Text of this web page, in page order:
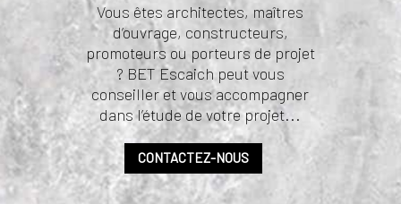
Vous êtes architectes, maîtres
d’ouvrage, constructeurs,
promoteurs ou porteurs de projet
? BET Escaich peut vous
conseiller et vous accompagner
dans l’étude de votre projet...
CONTACTEZ-NOUS